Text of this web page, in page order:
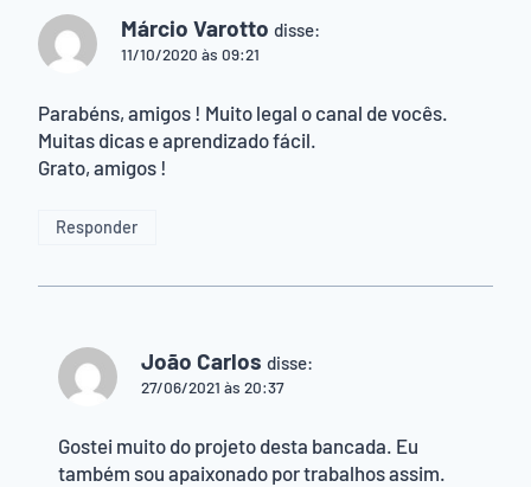
Márcio Varotto disse:
11/10/2020 às 09:21
Parabéns, amigos ! Muito legal o canal de vocês.
Muitas dicas e aprendizado fácil.
Grato, amigos !
Responder
João Carlos disse:
27/06/2021 às 20:37
Gostei muito do projeto desta bancada. Eu
também sou apaixonado por trabalhos assim.